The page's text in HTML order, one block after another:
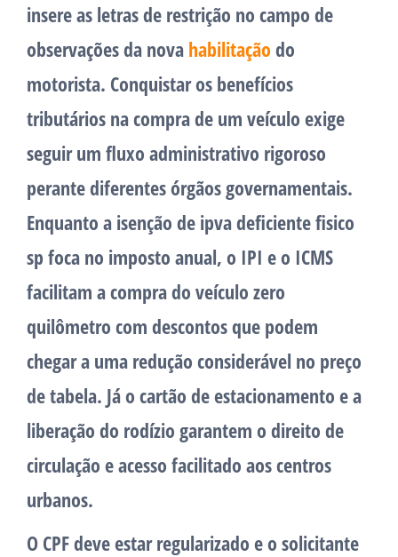
insere as letras de restrição no campo de
observações da nova habilitação do
motorista. Conquistar os benefícios
tributários na compra de um veículo exige
seguir um fluxo administrativo rigoroso
perante diferentes órgãos governamentais.
Enquanto a isenção de ipva deficiente fisico
sp foca no imposto anual, o IPI e o ICMS
facilitam a compra do veículo zero
quilômetro com descontos que podem
chegar a uma redução considerável no preço
de tabela. Já o cartão de estacionamento e a
liberação do rodízio garantem o direito de
circulação e acesso facilitado aos centros
urbanos.
O CPF deve estar regularizado e o solicitante